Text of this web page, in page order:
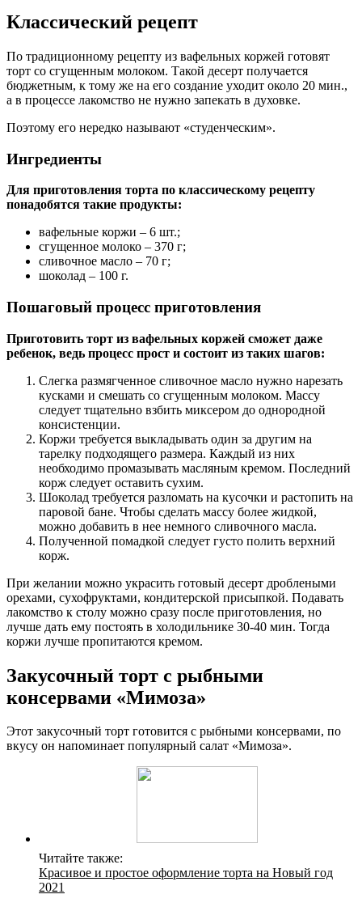
Классический рецепт
По традиционному рецепту из вафельных коржей готовят
торт со сгущенным молоком. Такой десерт получается
бюджетным, к тому же на его создание уходит около 20 мин.,
а в процессе лакомство не нужно запекать в духовке.
Поэтому его нередко называют «студенческим».
Ингредиенты
Для приготовления торта по классическому рецепту
понадобятся такие продукты:
вафельные коржи – 6 шт.;
сгущенное молоко – 370 г;
сливочное масло – 70 г;
шоколад – 100 г.
Пошаговый процесс приготовления
Приготовить торт из вафельных коржей сможет даже
ребенок, ведь процесс прост и состоит из таких шагов:
Слегка размягченное сливочное масло нужно нарезать
кусками и смешать со сгущенным молоком. Массу
следует тщательно взбить миксером до однородной
консистенции.
Коржи требуется выкладывать один за другим на
тарелку подходящего размера. Каждый из них
необходимо промазывать масляным кремом. Последний
корж следует оставить сухим.
Шоколад требуется разломать на кусочки и растопить на
паровой бане. Чтобы сделать массу более жидкой,
можно добавить в нее немного сливочного масла.
Полученной помадкой следует густо полить верхний
корж.
При желании можно украсить готовый десерт дроблеными
орехами, сухофруктами, кондитерской присыпкой. Подавать
лакомство к столу можно сразу после приготовления, но
лучше дать ему постоять в холодильнике 30-40 мин. Тогда
коржи лучше пропитаются кремом.
Закусочный торт с рыбными
консервами «Мимоза»
Этот закусочный торт готовится с рыбными консервами, по
вкусу он напоминает популярный салат «Мимоза».
Читайте также:
Красивое и простое оформление торта на Новый год
2021